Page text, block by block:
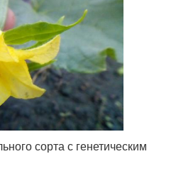
сорта с генетическим